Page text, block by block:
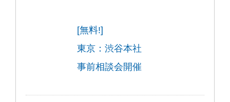
[無料!]
東京：渋谷本社
事前相談会開催